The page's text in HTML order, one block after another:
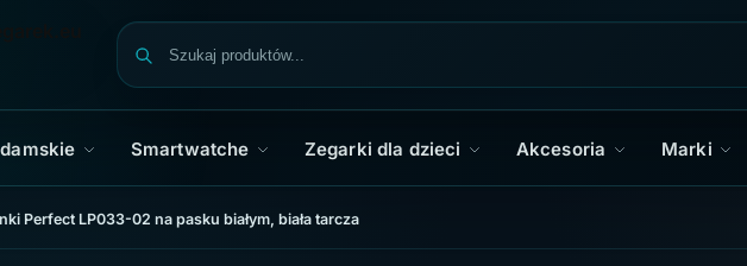
Smartwatche Zegarki dla dzieci Akcesoria Marki
Perfect LP033-02 na pasku białym, biała tarcza